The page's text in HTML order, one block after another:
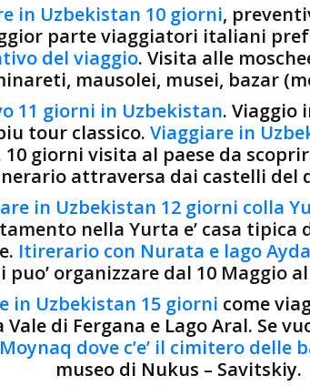
in Uzbekistan 10 giorni,
parte viaggiatori italiani
del viaggio. Visita alle
mausolei, musei, bazar
11 giorni in Uzbekistan. Viaggio
tour classico. Viaggiare in
10 giorni visita al paese da
attraversa dai castelli del
in Uzbekistan 12 giorni colla
nella Yurta e’ casa tipica
Itirerario con Nurata e lago
puo’ organizzare dal 10 Maggio
in Uzbekistan 15 giorni come
di Fergana e Lago Aral. Se
dove c’e’ il cimitero delle
museo di Nukus – Savitskiy.